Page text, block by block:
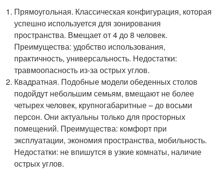
Прямоугольная. Классическая конфигурация, которая
успешно используется для зонирования
пространства. Вмещает от 4 до 8 человек.
Преимущества: удобство использования,
практичность, универсальность. Недостатки:
травмоопасность из-за острых углов.
Квадратная. Подобные модели обеденных столов
подойдут небольшим семьям, вмещают не более
четырех человек, крупногабаритные – до восьми
персон. Они актуальны только для просторных
помещений. Преимущества: комфорт при
эксплуатации, экономия пространства, мобильность.
Недостатки: не впишутся в узкие комнаты, наличие
острых углов.